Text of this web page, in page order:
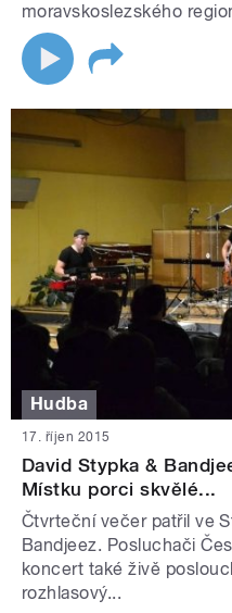
moravskoslezského
Hudba
17. říjen 2015
David Stypka &
Místku porci skvělé...
Čtvrteční večer patřil ve
Bandjeez. Posluchači
koncert také živě
rozhlasový...